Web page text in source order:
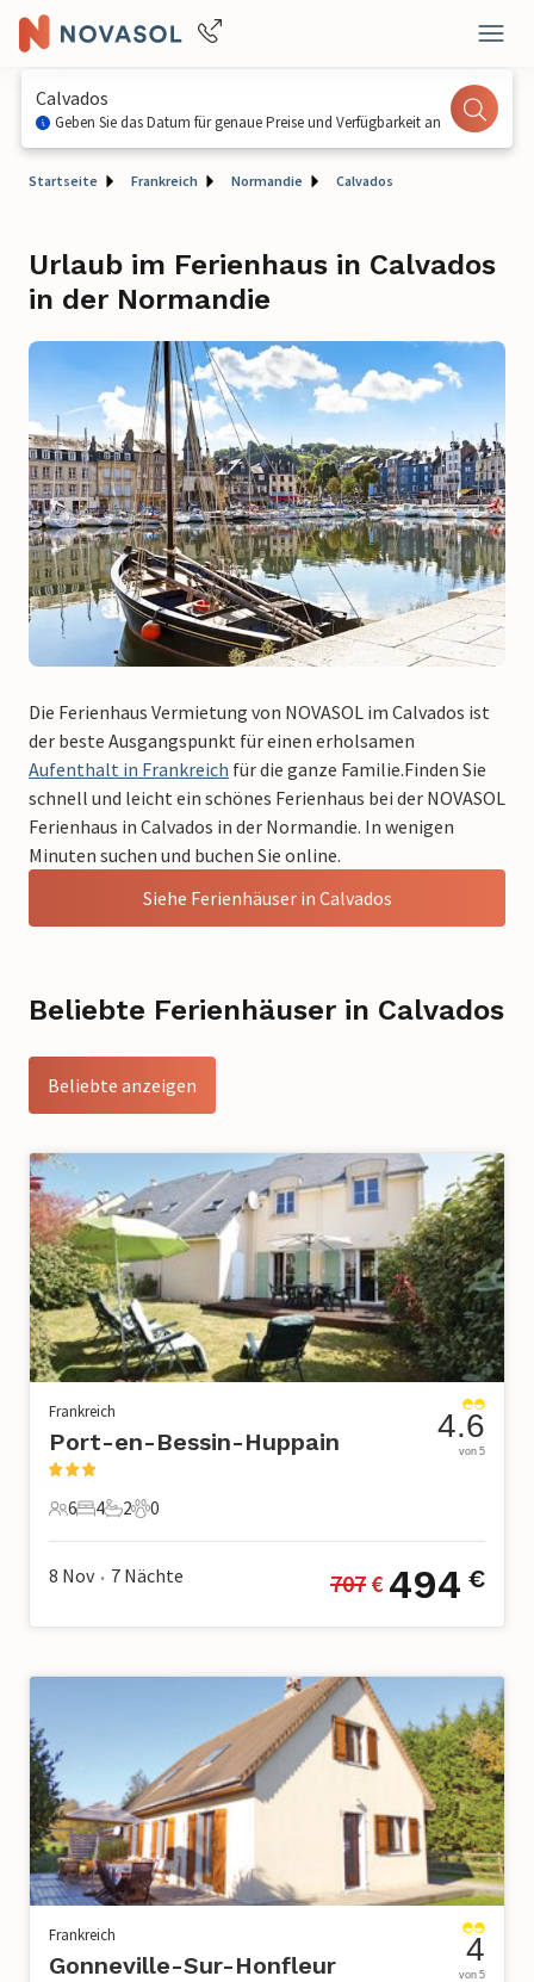
Calvados
Geben Sie das Datum für genaue Preise und Verfügbarkeit an
Startseite Frankreich Normandie Calvados
Urlaub im Ferienhaus in Calvados
in der Normandie
Die Ferienhaus Vermietung von NOVASOL im Calvados ist
der beste Ausgangspunkt für einen erholsamen
Aufenthalt in Frankreich für die ganze Familie.Finden Sie
schnell und leicht ein schönes Ferienhaus bei der NOVASOL
Ferienhaus in Calvados in der Normandie. In wenigen
Minuten suchen und buchen Sie online.
Siehe Ferienhäuser in Calvados
Beliebte Ferienhäuser in Calvados
Beliebte anzeigen
Frankreich
Port-en-Bessin-Huppain
6 Gäste
6
4 Schlafzimmer
4
2 Badezimmer
2
0 Haustiere
0
4.6
von 5
8 Nov • 7 Nächte 707 € 494 €
Frankreich
Gonneville-Sur-Honfleur 4
von 5